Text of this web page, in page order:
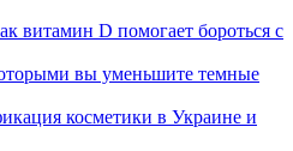
витамин D помогает бороться с
вы уменьшите темные
косметики в Украине и